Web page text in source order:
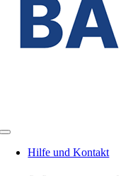
Toggle
NavigationHilfe und Kontakt